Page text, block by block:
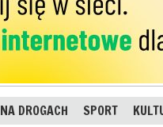
NA DROGACH SPORT